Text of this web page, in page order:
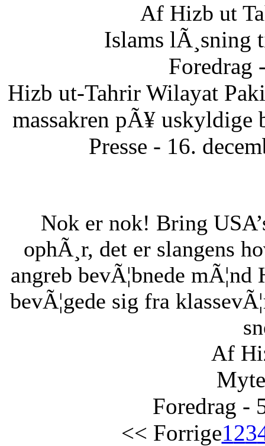
Af Hizb ut
Islams lÃ¸sning
Foredrag
Hizb ut-Tahrir Wilayat
massakren pÃ¥ uskyldige
Presse - 16.
Nok er nok! Bring
ophÃ¸r, det er slangens
angreb bevÃ¦bnede
bevÃ¦gede sig fra
Af
Foredrag -
<< Forrige123